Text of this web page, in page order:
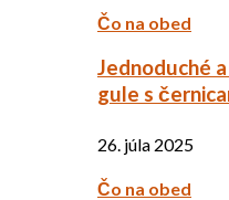
Čo na obed
Jednoduché
gule s
26. júla 2025
Čo na obed